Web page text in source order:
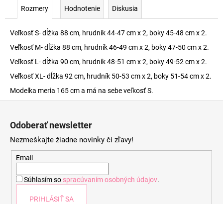
Rozmery Hodnotenie Diskusia
Veľkosť S- dĺžka 88 cm, hrudník 44-47 cm x 2, boky 45-48 cm x 2.
Veľkosť M- dĺžka 88 cm, hrudník 46-49 cm x 2, boky 47-50 cm x 2.
Veľkosť L- dĺžka 90 cm, hrudník 48-51 cm x 2, boky 49-52 cm x 2.
Veľkosť XL- dĺžka 92 cm, hrudník 50-53 cm x 2, boky 51-54 cm x 2.
Modelka meria 165 cm a má na sebe veľkosť S.
Odoberať newsletter
Nezmeškajte žiadne novinky či zľavy!
Email
Súhlasím so spracúvaním osobných údajov.
PRIHLÁSIŤ SA